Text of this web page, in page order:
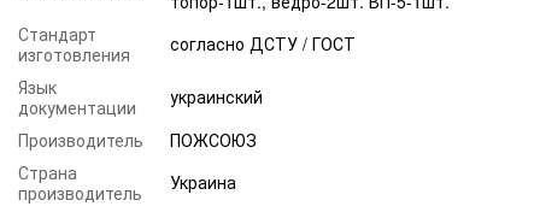
Также пожарный стенд ставят на территории предприятия,
при отсутствии внешнего пожарного водопровода или при
удалении от пригодных для тушения пожара
водоисточников на расстояние более ста метров.
Пожарный стенд обычно устанавливается:
в производственных и складских помещениях, не
оборудованных внутренним противопожарным
водопроводом и автоматическими установками
Стандарт
изготовления
согласно ДСТУ / ГОСТ
Язык
документации
украинский
Производитель
ПОЖСОЮЗ
Страна
производитель
Украина